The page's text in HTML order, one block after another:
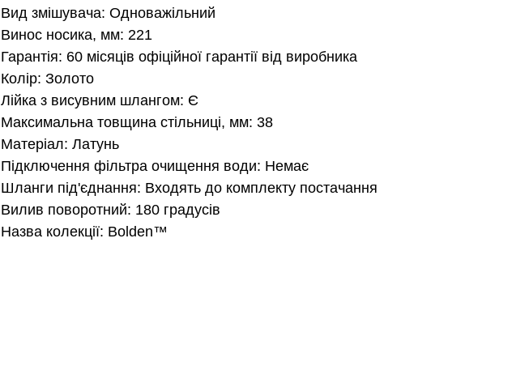
Вид змішувача: Одноважільний
Винос носика, мм: 221
Гарантія: 60 місяців офіційної гарантії від виробника
Колір: Золото
Лійка з висувним шлангом: Є
Максимальна товщина стільниці, мм: 38
Матеріал: Латунь
Підключення фільтра очищення води: Немає
Шланги під'єднання: Входять до комплекту постачання
Вилив поворотний: 180 градусів
Назва колекції: Bolden™